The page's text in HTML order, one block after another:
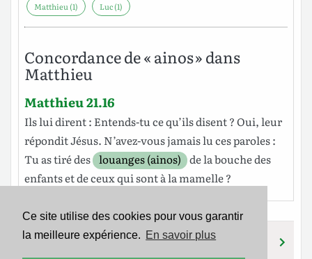
Ce site utilise des cookies pour vous garantir
la meilleure expérience. En savoir plus
Matthieu (1) Luc (1)
Concordance de « ainos » dans
Matthieu
Matthieu 21.16
Ilsluidirent: Entends-tucequ’ilsdisent?Oui,leur
réponditJésus. N’avez-vousjamaislucesparoles:
Tu astirédes louanges (ainos) delabouchedes
enfantsetde ceux qui sont à lamamelle?
AINIGMA